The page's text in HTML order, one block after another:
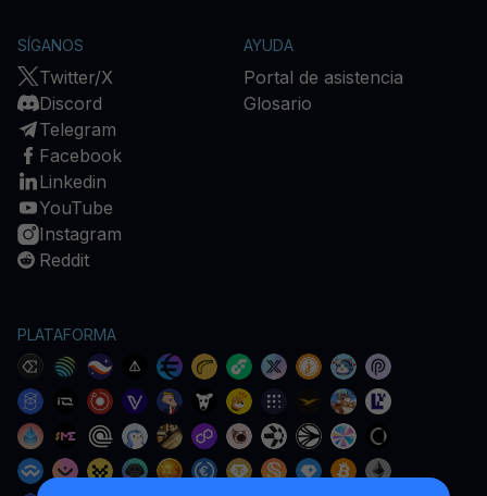
SÍGANOS
Twitter/X
Discord
Telegram
Facebook
Linkedin
YouTube
Instagram
Reddit
AYUDA
Portal de asistencia
Glosario
PLATAFORMA